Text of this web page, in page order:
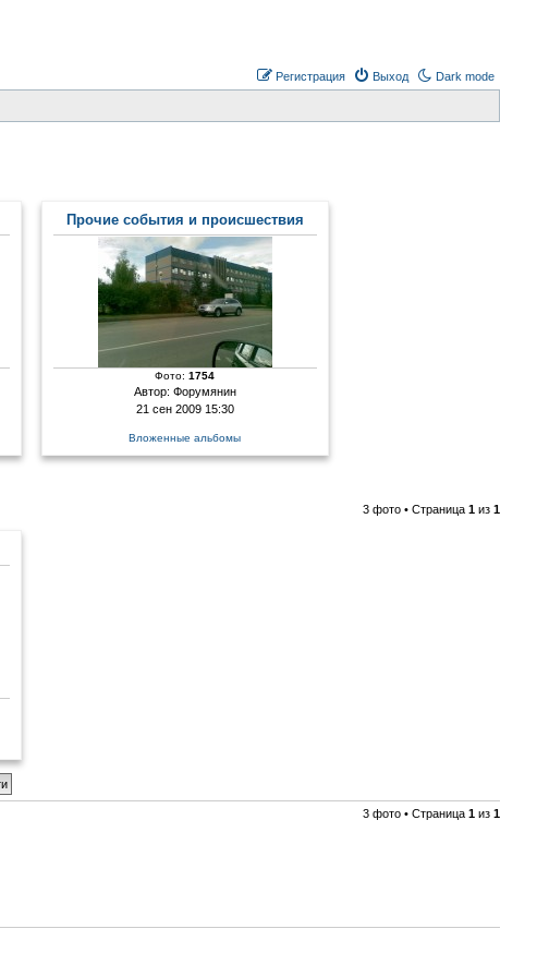
Dark mode
Выход
Регистрация
Прочие события и происшествия
Фото:1754
Автор: Форумянин
21 сен 2009 15:30
Вложенные альбомы
3 фото • Страница1 из1
3 фото • Страница1 из1